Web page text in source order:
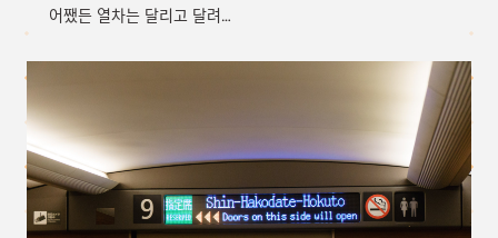
어쨌든 열차는 달리고 달려…